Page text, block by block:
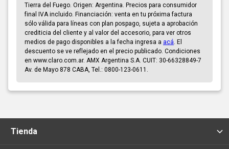
Tierra del Fuego. Origen: Argentina. Precios para consumidor
final IVA incluido. Financiación: venta en tu próxima factura
sólo válida para líneas con plan pospago, sujeta a aprobación
crediticia del cliente y al valor del accesorio, para ver otros
medios de pago disponibles a la fecha ingresa a acá . El
descuento se ve reflejado en el precio publicado. Condiciones
en www.claro.com.ar. AMX Argentina S.A. CUIT: 30-66328849-7
Av. de Mayo 878 CABA, Tel.: 0800-123-0611.
Tienda